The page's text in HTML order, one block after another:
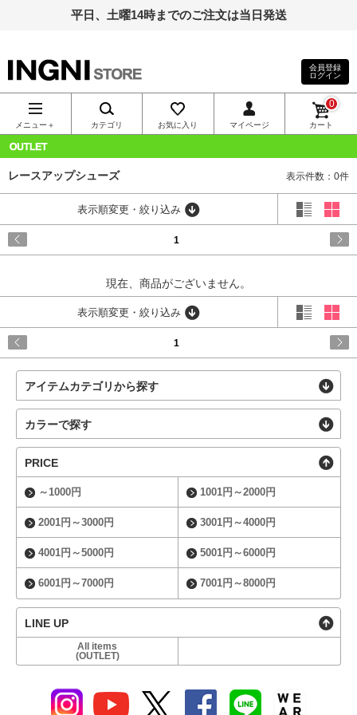
平日、土曜14時までのご注文は当日発送
INGNI（イン
グ）公式通
販｜INGNI
STORE
会員登録
ログイン
メニュー＋ カテゴリ お気に入り マイページ カート
0
レースアップシューズ 表示件数：0件
表示順変更・絞り込み
1
現在、商品がございません。
表示順変更・絞り込み
1
アイテムカテゴリから探す
カラーで探す
PRICE
～1000円 1001円～2000円
2001円～3000円 3001円～4000円
4001円～5000円 5001円～6000円
6001円～7000円 7001円～8000円
LINE UP
All items
(OUTLET)